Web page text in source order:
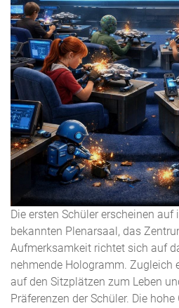
Die ersten Schüler erscheinen
bekannten Plenarsaal, das
Aufmerksamkeit richtet sich auf
nehmende Hologramm. Zugleich
auf den Sitzplätzen zum Leben
Präferenzen der Schüler. Die